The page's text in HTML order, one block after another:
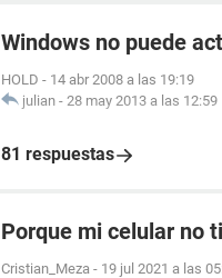
Windows no puede
HOLD - 14 abr 2008 a las 19:19
julian - 28 may 2013 a las 12:59
81 respuestas
Porque mi celular no
Cristian_Meza - 19 jul 2021 a las